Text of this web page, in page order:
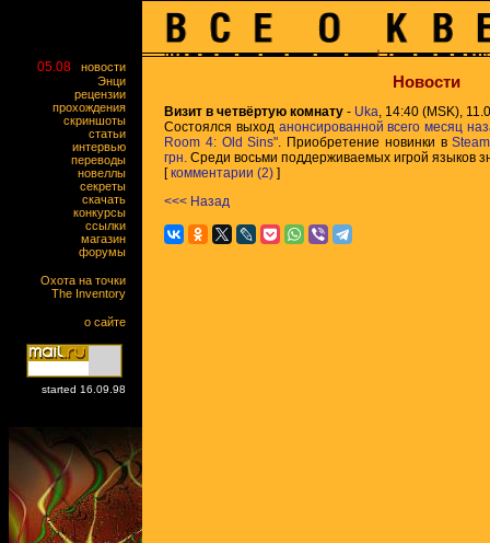
05.08
новости
Энци
рецензии
прохождения
скриншоты
статьи
интервью
переводы
новеллы
секреты
скачать
конкурсы
ссылки
магазин
форумы
Охота на точки
The Inventory
о сайте
started 16.09.98
Новости
Визит в четвёртую комнату - Uka, 14:40 (MSK),
Состоялся выход анонсированной всего месяц
Room 4: Old Sins". Приобретение новинки вSteam
грн. Среди восьми поддерживаемых игрой языков
[комментарии (2) ]
<<< Назад